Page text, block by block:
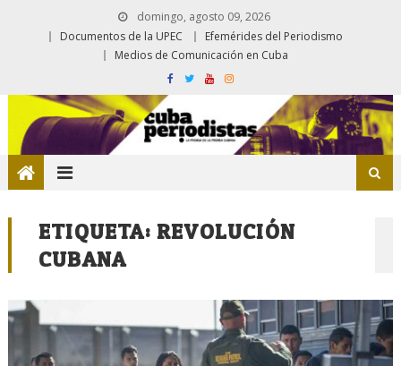
domingo, agosto 09, 2026
Documentos de la UPEC
Efemérides del Periodismo
Medios de Comunicación en Cuba
ETIQUETA: REVOLUCIÓN
CUBANA